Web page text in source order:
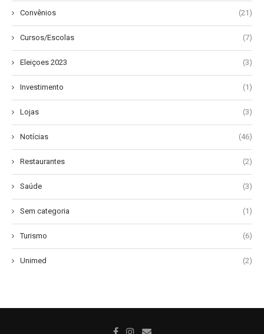
Convênios (21)
Cursos/Escolas (7)
Eleiçoes 2023 (3)
Investimento (1)
Lojas (3)
Notícias (46)
Restaurantes (2)
Saúde (3)
Sem categoria (1)
Turismo (6)
Unimed (2)